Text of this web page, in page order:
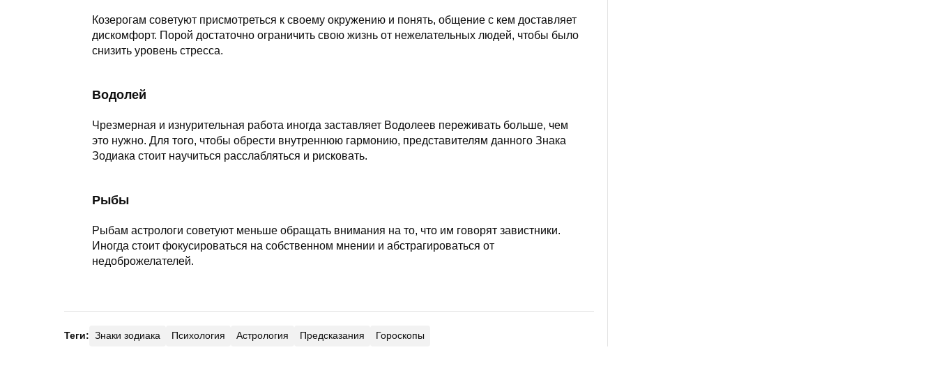
Козерогам советуют присмотреться к своему окружению и понять, общение с кем доставляет
дискомфорт. Порой достаточно ограничить свою жизнь от нежелательных людей, чтобы было
снизить уровень стресса.
Водолей
Чрезмерная и изнурительная работа иногда заставляет Водолеев переживать больше, чем
это нужно. Для того, чтобы обрести внутреннюю гармонию, представителям данного Знака
Зодиака стоит научиться расслабляться и рисковать.
Рыбы
Рыбам астрологи советуют меньше обращать внимания на то, что им говорят завистники.
Иногда стоит фокусироваться на собственном мнении и абстрагироваться от
недоброжелателей.
Теги: Знаки зодиака Психология Астрология Предсказания Гороскопы